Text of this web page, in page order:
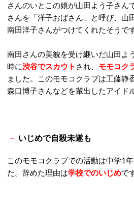
さんのいとこの娘が山田よう子さん
さんを「洋子おばさん」と呼び、山
南田洋子さんがつけてくれたそうです
南田さんの美貌を受け継いだ山田よ
時に渋谷でスカウト され、 モモコク
ました。このモモコクラブは工藤静
森口博子さんなどを輩出したアイド
いじめで自殺未遂も
このモモコクラブでの活動は中学1
た。辞めた理由は学校でのいじめで